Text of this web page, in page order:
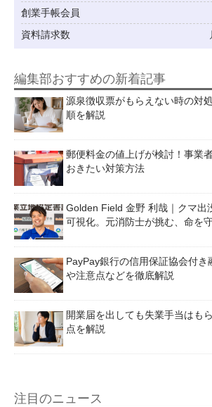
創業手帳会員
資料請求数
編集部おすすめの新着記事
源泉徴収票がもらえない時の対
順を解説
郵便料金の値上げが検討！事業
おきたい対策方法
Golden Field 金野 利哉｜クマ出
可視化。元消防士が挑む、命を
PayPay銀行の信用保証協会付き
や注意点などを徹底解説
開業届を出しても失業手当はも
点を解説
注目のニュース